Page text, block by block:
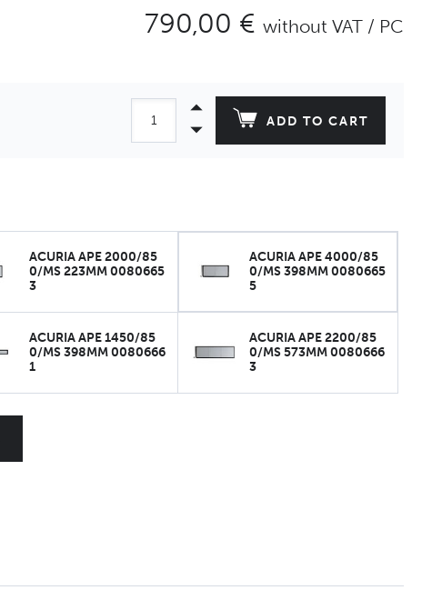
790,00 € without VAT / PC
ADD TO CART
ACURIA APE 2000/85
0/MS 223MM 0080665
3
ACURIA APE 4000/85
0/MS 398MM 0080665
5
ACURIA APE 1450/85
0/MS 398MM 0080666
1
ACURIA APE 2200/85
0/MS 573MM 0080666
3